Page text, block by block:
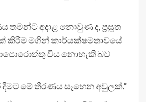
අදාළ නොවුණ ද, ප්‍රසූත
කිරීම මගින් කාර්යක්ෂමතාවයේ
විය නොහැකි බව
දීමට මේ තීරණය සෑහෙන අවුලක්.”